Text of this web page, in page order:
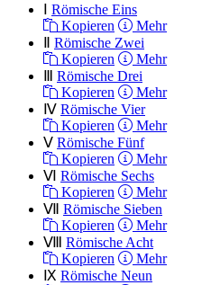
Römische Eins
Kopieren
Mehr
Römische Zwei
Kopieren
Mehr
Römische Drei
Kopieren
Mehr
Ⅳ Römische Vier
Kopieren
Mehr
Ⅴ Römische Fünf
Kopieren
Mehr
Ⅵ Römische Sechs
Kopieren
Mehr
Ⅶ
Römische Sieben
Kopieren
Mehr
Ⅷ
Römische Acht
Kopieren
Mehr
Ⅸ Römische Neun